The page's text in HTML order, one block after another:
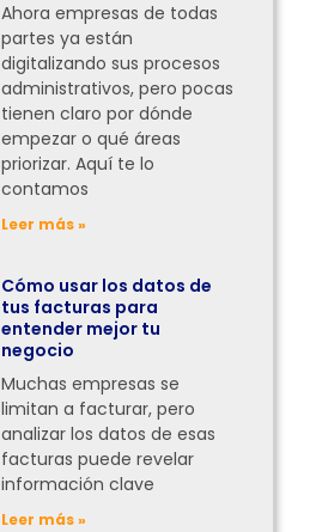
Ahora empresas de todas
partes ya están
digitalizando sus procesos
administrativos, pero pocas
tienen claro por dónde
empezar o qué áreas
priorizar. Aquí te lo
contamos
Leer más »
Cómo usar los datos de
tus facturas para
entender mejor tu
negocio
Muchas empresas se
limitan a facturar, pero
analizar los datos de esas
facturas puede revelar
información clave
Leer más »